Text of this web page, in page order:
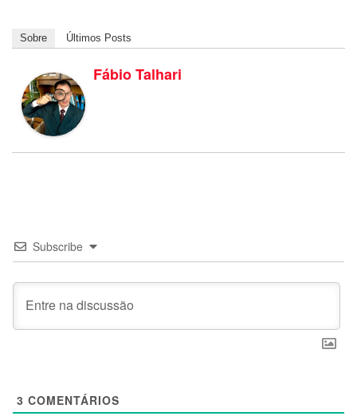
Sobre Últimos Posts
Fábio Talhari
Subscribe
3 COMENTÁRIOS